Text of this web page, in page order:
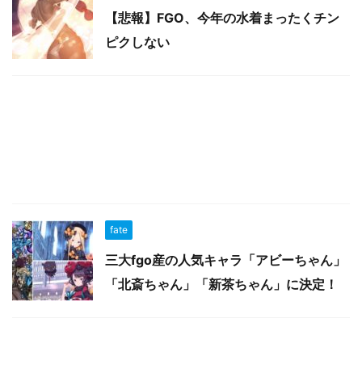
【悲報】FGO、今年の水着まったくチン
ピクしない
fate
三大fgo産の人気キャラ「アビーちゃん」
「北斎ちゃん」「新茶ちゃん」に決定！